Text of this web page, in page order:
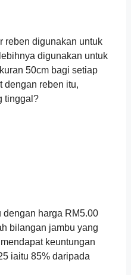
reben digunakan untuk
digunakan untuk
50cm bagi setiap
dengan reben itu,
tinggal?
harga RM5.00
bilangan jambu yang
keuntungan
iaitu 85% daripada